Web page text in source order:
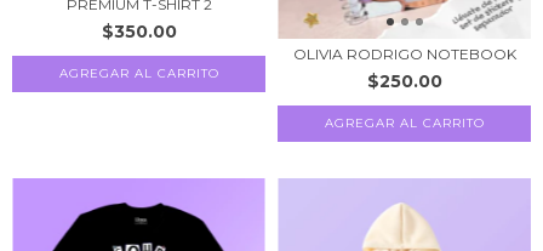
PREMIUM T-SHIRT 2
$350.00
AGREGAR AL CARRITO
OLIVIA RODRIGO NOTEBOOK
$250.00